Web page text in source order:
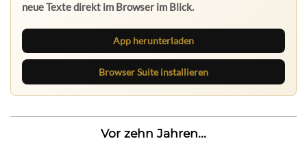
neue Texte direkt im Browser im Blick.
App herunterladen
Browser Suite installieren
Vor zehn Jahren...